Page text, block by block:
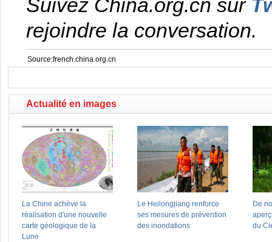
Suivez China.org.cn sur
rejoindre la conversation.
Source:french.china.org.cn